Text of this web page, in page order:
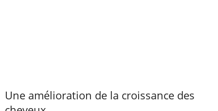
Une amélioration de la croissance des